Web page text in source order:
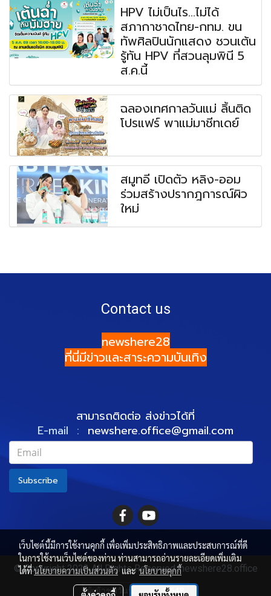
HPV ไม่เป็นไร...ไม่ได้
สภากาชาดไทย-กทม. ขน
ทัพศิลปินนักแสดง ชวนเต้น
รู้ทัน HPV ที่สวนลุมพินี 5
ส.ค.นี้
ฉลองเทศกาลวันแม่ ลิ้นติด
โปรแฟร์ พาแม่มาชีทเดย์
สมูทอี เปิดตัว หลิง-ออม
ร่วมสร้างปรากฎการณ์ผิว
ใหม่
Contact us
newshere28
ที่นี่มีข่าวและสาระความบันเทิง
สามารถติดต่อ ส่งข่าวได้ที่
E-mail : newshere.office@gmail.com
Subscribe
© Copyright 2022 All Rights Reserved. newshere28.office
ผู้เข้าชมวันนี้
1,648
เว็บไซต์นี้มีการใช้งานคุกกี้ เพื่อเพิ่มประสิทธิภาพและประสบการณ์ที่ดี
ในการใช้งานเว็บไซต์ของท่าน ท่านสามารถอ่านรายละเอียดเพิ่มเติม
ได้ที่นโยบายความเป็นส่วนตัวและนโยบายคุกกี้